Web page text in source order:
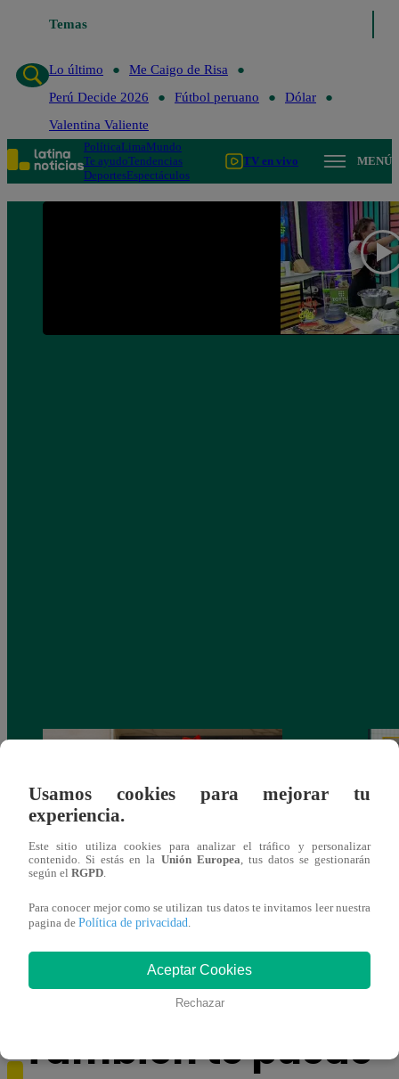
Temas
Lo último
Me Caigo de Risa
Perú Decide 2026
Fútbol peruano
Dólar
Valentina Valiente
PolíticaLimaMundo
Te ayudoTendencias
DeportesEspectáculos
TV en vivo MENÚ
antes de Navidad?
También te puede
Usamos cookies para mejorar tu
experiencia.
Este sitio utiliza cookies para analizar el tráfico y personalizar
contenido. Si estás en la Unión Europea, tus datos se gestionarán
según el RGPD.
Para conocer mejor como se utilizan tus datos te invitamos leer nuestra
pagina de Política de privacidad.
Aceptar Cookies
Rechazar